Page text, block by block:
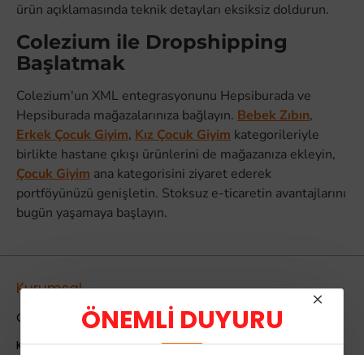
ÖNEMLİ DUYURU
ürün açıklamasında teknik detayları eksiksiz doldurun.
Colezium ile Dropshipping
Başlatmak
Colezium'un XML entegrasyonunu Hepsiburada ve
Hepsiburada mağazalarınıza bağlayın. Bebek Zıbın,
Erkek Çocuk Giyim, Kız Çocuk Giyim kategorileriyle
birlikte hastane çıkışı ürünlerini de mağazanıza ekleyin,
Çocuk Giyim ana kategorisini ziyaret ederek
portföyünüzü genişletin. Stoksuz e-ticaretin avantajlarını
bugün yaşamaya başlayın.
Kurumsal
Colezium Hakkında
Kurumsal Bilgiler